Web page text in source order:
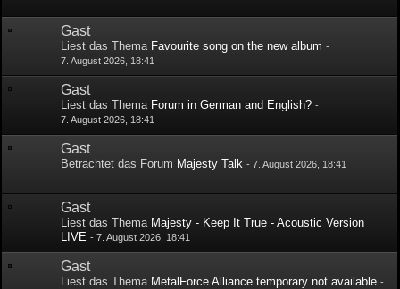
Gast
Liest das Thema Favourite song on the new album -
7. August 2026, 18:41
Gast
Liest das Thema Forum in German and English? -
7. August 2026, 18:41
Gast
Betrachtet das Forum Majesty Talk -7. August 2026, 18:41
Gast
Liest das Thema Majesty - Keep It True - Acoustic Version
LIVE -7. August 2026, 18:41
Gast
Liest das Thema MetalForce Alliance temporary not available -